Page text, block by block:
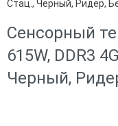
Стац., Черный, Ридер,
Сенсорный
615W, DDR3
Черный,